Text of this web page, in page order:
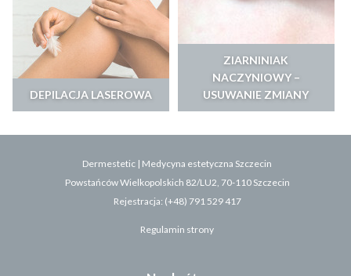
DEPILACJA LASEROWA
ZIARNINIAK
NACZYNIOWY –
USUWANIE ZMIANY
Dermestetic | Medycyna estetyczna Szczecin
Powstańców Wielkopolskich 82/LU2, 70-110 Szczecin
Rejestracja: (+48) 791 529 417
Regulamin strony